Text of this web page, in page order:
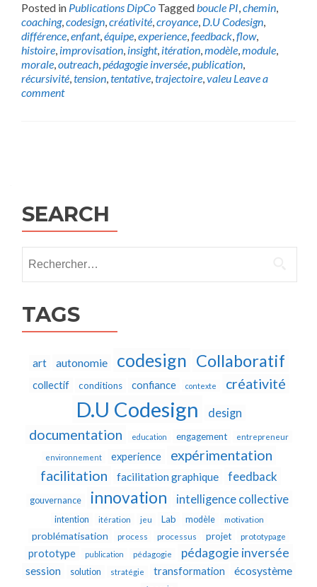
Posted in Publications DipCo Taggedboucle PI,chemin,
coaching,codesign,créativité,croyance, D.U Codesign,
différence,enfant,équipe,experience,feedback,flow,
histoire, improvisation, insight, itération,modèle,module,
morale,outreach,pédagogie inversée,publication,
récursivité,tension,tentative,trajectoire,valeu Leave a
comment
SEARCH
TAGS
art autonomie codesign Collaboratif
collectif conditions confiance contexte créativité
D.U Codesign design
documentation education engagement entrepreneur
environnement experience
expérimentation
facilitation
facilitation graphique feedback
gouvernance innovation intelligence collective
intention itération jeu Lab modèle motivation
problématisation process processus projet prototypage
prototype publication pédagogie pédagogie inversée
session solution stratégie transformation écosystème